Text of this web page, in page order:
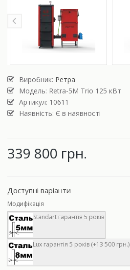
Виробник: Ретра
Модель: Retra-5М Trio 125 кВт
Артикул: 10611
Наявність: Є в наявності
339 800 грн.
Доступні варіанти
Модифікація
Standart гарантія 5 років
Lux гарантія 5 років (+13 500 грн.)